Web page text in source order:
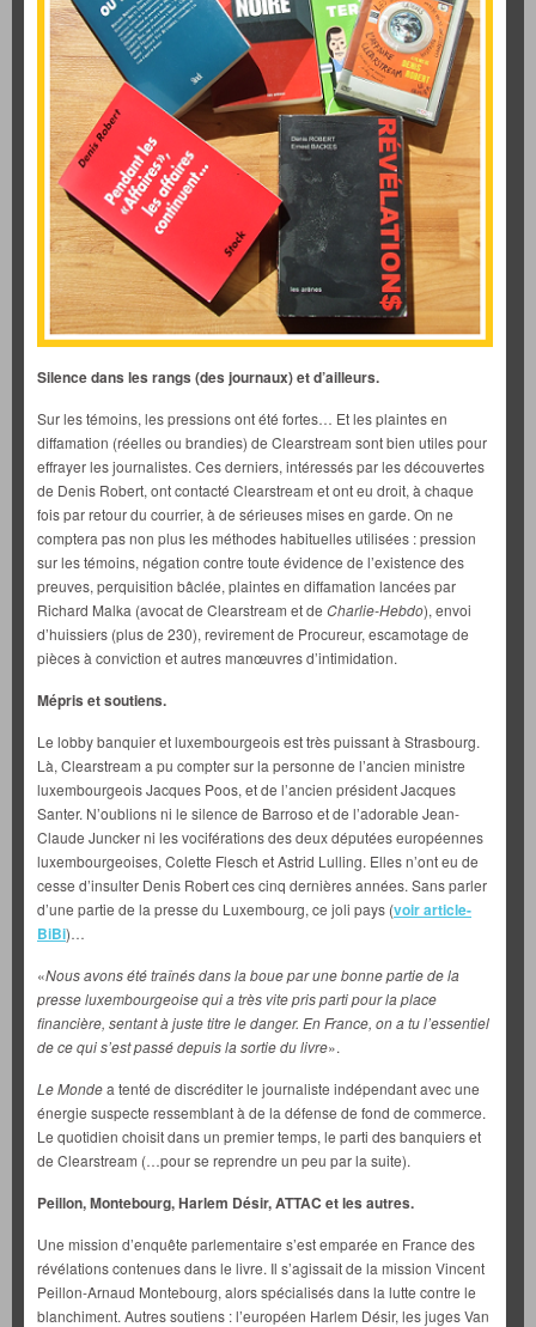
Silence dans les rangs (des journaux) et d’ailleurs.
Sur les témoins, les pressions ont été fortes… Et les plaintes en
diffamation (réelles ou brandies) de Clearstream sont bien utiles pour
effrayer les journalistes. Ces derniers, intéressés par les découvertes
de Denis Robert, ont contacté Clearstream et ont eu droit, à chaque
fois par retour du courrier, à de sérieuses mises en garde. On ne
comptera pas non plus les méthodes habituelles utilisées : pression
sur les témoins, négation contre toute évidence de l’existence des
preuves, perquisition bâclée, plaintes en diffamation lancées par
Richard Malka (avocat de Clearstream et de Charlie-Hebdo), envoi
d’huissiers (plus de 230), revirement de Procureur, escamotage de
pièces à conviction et autres manœuvres d’intimidation.
Mépris et soutiens.
Le lobby banquier et luxembourgeois est très puissant à Strasbourg.
Là, Clearstream a pu compter sur la personne de l’ancien ministre
luxembourgeois Jacques Poos, et de l’ancien président Jacques
Santer. N’oublions ni le silence de Barroso et de l’adorable Jean-
Claude Juncker ni les vociférations des deux députées européennes
luxembourgeoises, Colette Flesch et Astrid Lulling. Elles n’ont eu de
cesse d’insulter Denis Robert ces cinq dernières années. Sans parler
d’une partie de la presse du Luxembourg, ce joli pays (voir article-
BiBi)…
«Nous avons été traînés dans la boue par une bonne partie de la
presse luxembourgeoise qui a très vite pris parti pour la place
financière, sentant à juste titre le danger. En France, on a tu l’essentiel
de ce qui s’est passé depuis la sortie du livre».
Le Mondea tenté de discréditer le journaliste indépendant avec une
énergie suspecte ressemblant à de la défense de fond de commerce.
Le quotidien choisit dans un premier temps, le parti des banquiers et
de Clearstream (…pour se reprendre un peu par la suite).
Peillon, Montebourg, Harlem Désir, ATTAC et les autres.
Une mission d’enquête parlementaire s’est emparée en France des
révélations contenues dans le livre. Il s’agissait de la mission Vincent
Peillon-Arnaud Montebourg, alors spécialisés dans la lutte contre le
blanchiment. Autres soutiens : l’européen Harlem Désir, les juges Van